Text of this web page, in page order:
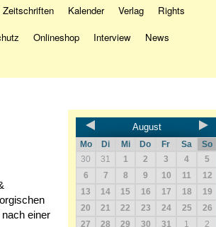
Zeitschriften Kalender Verlag
Rights
Onlineshop Interview
News
nach einer
August
Mo Di Mi Do Fr Sa
So
30
31 1 2 3 4
5
6
7 8 9 10 11
12
13
14 15 16 17 18
19
20
21 22 23 24 25
26
27
28 29 30 31 1 2